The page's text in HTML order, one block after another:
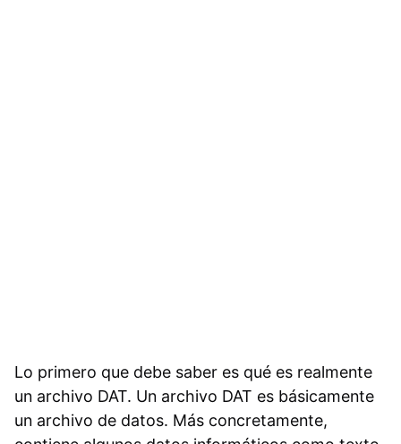
Lo primero que debe saber es qué es realmente
un archivo DAT. Un archivo DAT es básicamente
un archivo de datos. Más concretamente,